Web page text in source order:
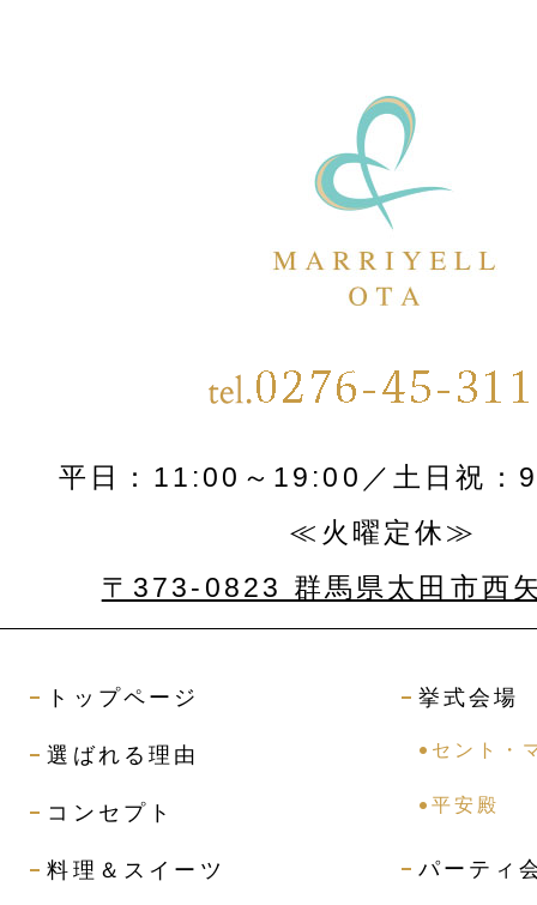
平日：11:00～19:00／土日祝：
≪火曜定休≫
〒373-0823 群馬県太田市西
トップページ
選ばれる理由
コンセプト
料理＆スイーツ
挙式会場
セント・
平安殿
パーティ